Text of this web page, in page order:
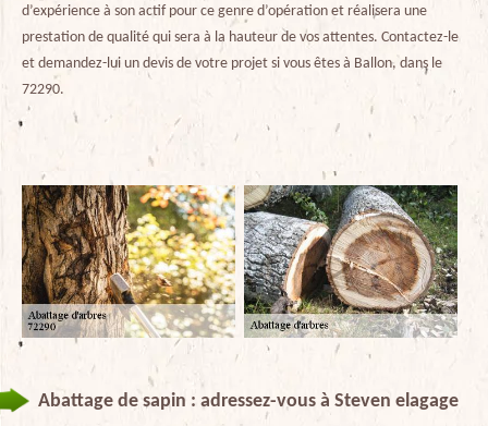
d’expérience à son actif pour ce genre d’opération et réalisera une
prestation de qualité qui sera à la hauteur de vos attentes. Contactez-le
et demandez-lui un devis de votre projet si vous êtes à Ballon, dans le
72290.
Abattage de sapin : adressez-vous à Steven elagage